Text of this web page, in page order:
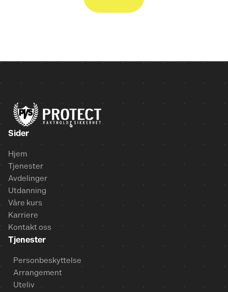
Sider
Hjem
Tjenester
Avdelinger
Utdanning
Våre kurs
Karriere
Kontakt oss
Tjenester
Personbeskyttelse
Arrangement
Uteliv